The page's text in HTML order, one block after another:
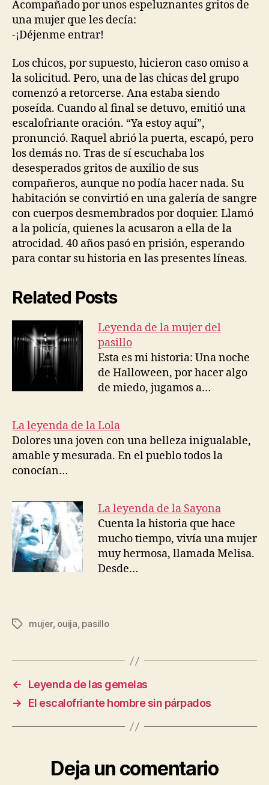
Acompañado por unos espeluznantes gritos de
una mujer que les decía:
-¡Déjenme entrar!
Los chicos, por supuesto, hicieron caso omiso a
la solicitud. Pero, una de las chicas del grupo
comenzó a retorcerse. Ana estaba siendo
poseída. Cuando al final se detuvo, emitió una
escalofriante oración. “Ya estoy aquí”,
pronunció. Raquel abrió la puerta, escapó, pero
los demás no. Tras de sí escuchaba los
desesperados gritos de auxilio de sus
compañeros, aunque no podía hacer nada. Su
habitación se convirtió en una galería de sangre
con cuerpos desmembrados por doquier. Llamó
a la policía, quienes la acusaron a ella de la
atrocidad. 40 años pasó en prisión, esperando
para contar su historia en las presentes líneas.
Related Posts
Leyenda de la mujer del
pasillo
Esta es mi historia: Una noche
de Halloween, por hacer algo
de miedo, jugamos a…
La leyenda de la Lola
Dolores una joven con una belleza inigualable,
amable y mesurada. En el pueblo todos la
conocían…
La leyenda de la Sayona
Cuenta la historia que hace
mucho tiempo, vivía una mujer
muy hermosa, llamada Melisa.
Desde…
Etiquetas
mujer, ouija, pasillo
←
Leyenda de las gemelas
→
El escalofriante hombre sin párpados
Deja un comentario